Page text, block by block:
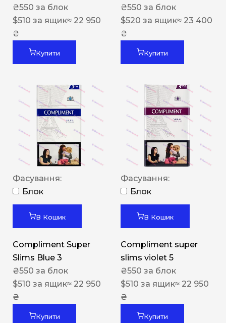
₴550 за блок
$510 за ящик≈ 22 950
₴
Купити
₴550 за блок
$520 за ящик≈ 23 400
₴
Купити
Фасування:
Блок
В Кошик
Compliment Super
Slims Blue 3
₴550 за блок
$510 за ящик≈ 22 950
₴
Купити
Фасування:
Блок
В Кошик
Compliment super
slims violet 5
₴550 за блок
$510 за ящик≈ 22 950
₴
Купити